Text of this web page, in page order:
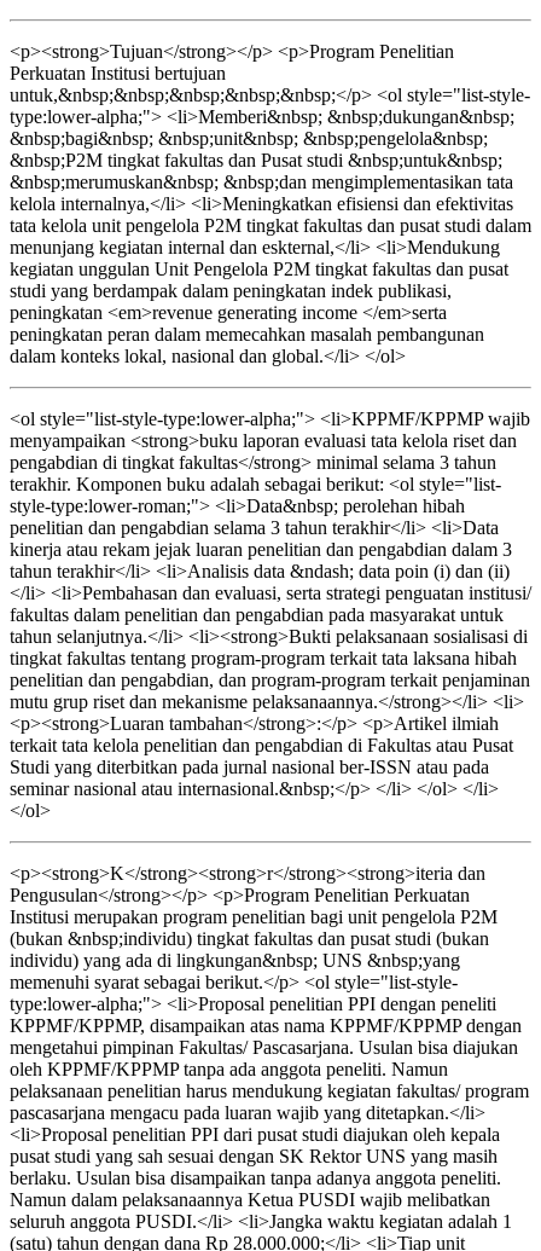
<p><strong>Tujuan</strong></p> <p>Program Penelitian
Perkuatan Institusi bertujuan
untuk,&nbsp;&nbsp;&nbsp;&nbsp;&nbsp;</p> <ol style="list-style-
type:lower-alpha;"> <li>Memberi&nbsp; &nbsp;dukungan&nbsp;
&nbsp;bagi&nbsp; &nbsp;unit&nbsp; &nbsp;pengelola&nbsp;
&nbsp;P2M tingkat fakultas dan Pusat studi &nbsp;untuk&nbsp;
&nbsp;merumuskan&nbsp; &nbsp;dan mengimplementasikan tata
kelola internalnya,</li> <li>Meningkatkan efisiensi dan efektivitas
tata kelola unit pengelola P2M tingkat fakultas dan pusat studi dalam
menunjang kegiatan internal dan eskternal,</li> <li>Mendukung
kegiatan unggulan Unit Pengelola P2M tingkat fakultas dan pusat
studi yang berdampak dalam peningkatan indek publikasi,
peningkatan <em>revenue generating income </em>serta
peningkatan peran dalam memecahkan masalah pembangunan
dalam konteks lokal, nasional dan global.</li> </ol>
<ol style="list-style-type:lower-alpha;"> <li>KPPMF/KPPMP wajib
menyampaikan <strong>buku laporan evaluasi tata kelola riset dan
pengabdian di tingkat fakultas</strong> minimal selama 3 tahun
terakhir. Komponen buku adalah sebagai berikut: <ol style="list-
style-type:lower-roman;"> <li>Data&nbsp; perolehan hibah
penelitian dan pengabdian selama 3 tahun terakhir</li> <li>Data
kinerja atau rekam jejak luaran penelitian dan pengabdian dalam 3
tahun terakhir</li> <li>Analisis data &ndash; data poin (i) dan (ii)
</li> <li>Pembahasan dan evaluasi, serta strategi penguatan institusi/
fakultas dalam penelitian dan pengabdian pada masyarakat untuk
tahun selanjutnya.</li> <li><strong>Bukti pelaksanaan sosialisasi di
tingkat fakultas tentang program-program terkait tata laksana hibah
penelitian dan pengabdian, dan program-program terkait penjaminan
mutu grup riset dan mekanisme pelaksanaannya.</strong></li> <li>
<p><strong>Luaran tambahan</strong>:</p> <p>Artikel ilmiah
terkait tata kelola penelitian dan pengabdian di Fakultas atau Pusat
Studi yang diterbitkan pada jurnal nasional ber-ISSN atau pada
seminar nasional atau internasional.&nbsp;</p> </li> </ol> </li>
</ol>
<p><strong>K</strong><strong>r</strong><strong>iteria dan
Pengusulan</strong></p> <p>Program Penelitian Perkuatan
Institusi merupakan program penelitian bagi unit pengelola P2M
(bukan &nbsp;individu) tingkat fakultas dan pusat studi (bukan
individu) yang ada di lingkungan&nbsp; UNS &nbsp;yang
memenuhi syarat sebagai berikut.</p> <ol style="list-style-
type:lower-alpha;"> <li>Proposal penelitian PPI dengan peneliti
KPPMF/KPPMP, disampaikan atas nama KPPMF/KPPMP dengan
mengetahui pimpinan Fakultas/ Pascasarjana. Usulan bisa diajukan
oleh KPPMF/KPPMP tanpa ada anggota peneliti. Namun
pelaksanaan penelitian harus mendukung kegiatan fakultas/ program
pascasarjana mengacu pada luaran wajib yang ditetapkan.</li>
<li>Proposal penelitian PPI dari pusat studi diajukan oleh kepala
pusat studi yang sah sesuai dengan SK Rektor UNS yang masih
berlaku. Usulan bisa disampaikan tanpa adanya anggota peneliti.
Namun dalam pelaksanaannya Ketua PUSDI wajib melibatkan
seluruh anggota PUSDI.</li> <li>Jangka waktu kegiatan adalah 1
(satu) tahun dengan dana Rp 28.000.000;</li> <li>Tiap unit